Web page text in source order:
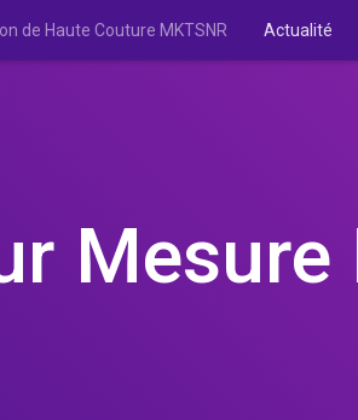
de Haute Couture MKTSNR Actualité